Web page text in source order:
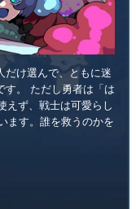
だけ選んで、ともに迷
す。 ただし勇者は「は
えず、戦士は可愛らし
ます。誰を救うのかを